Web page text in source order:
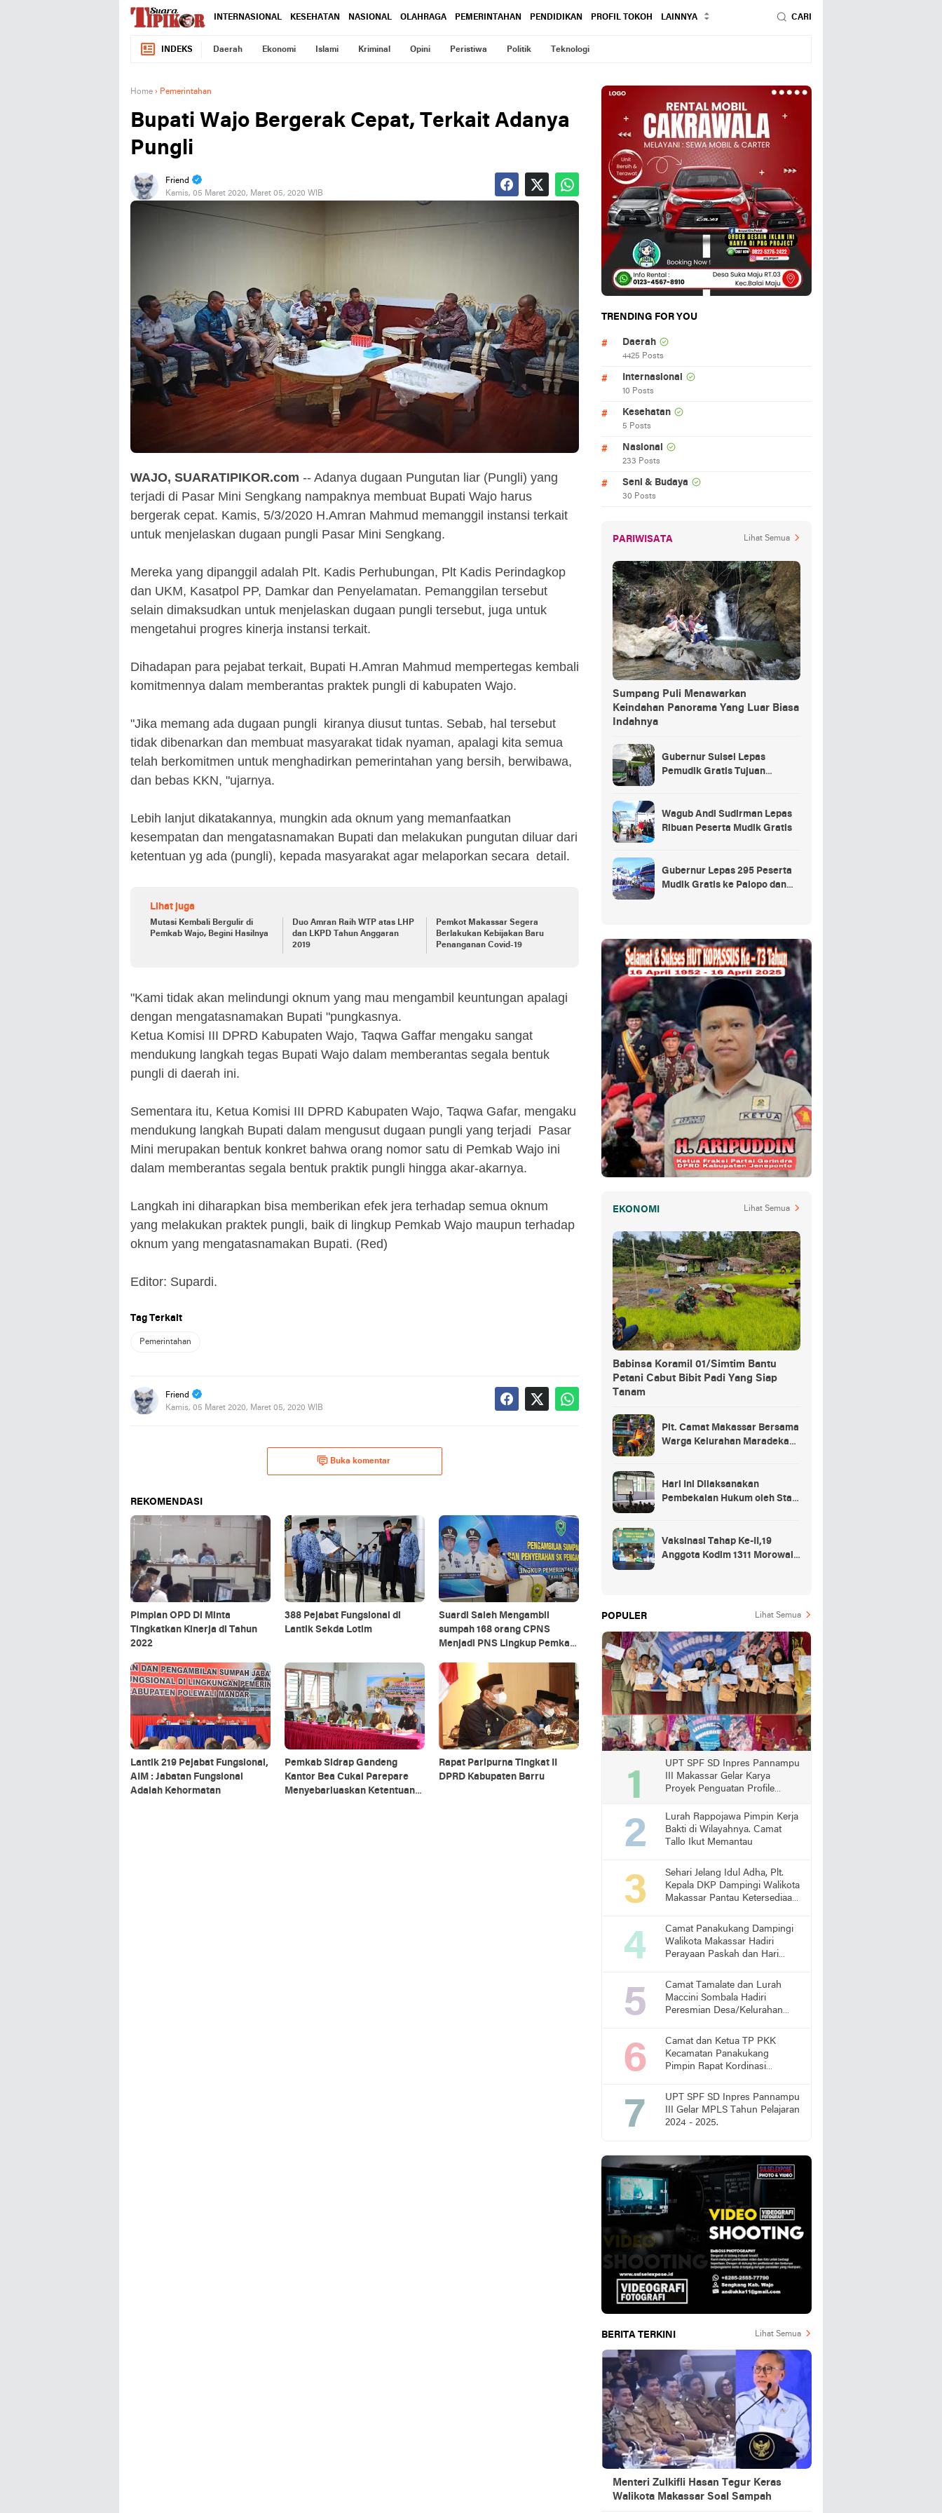
INTERNASIONAL KESEHATAN NASIONAL OLAHRAGA PEMERINTAHAN PENDIDIKAN PROFIL TOKOH LAINNYA CARI
INDEKS Daerah Ekonomi Islami Kriminal Opini Peristiwa Politik Teknologi
Home › Pemerintahan
Bupati Wajo Bergerak Cepat, Terkait Adanya
Pungli
Friend
Kamis, 05 Maret 2020, Maret 05, 2020 WIB
WAJO, SUARATIPIKOR.com -- Adanya dugaan Pungutan liar (Pungli) yang
terjadi di Pasar Mini Sengkang nampaknya membuat Bupati Wajo harus
bergerak cepat. Kamis, 5/3/2020 H.Amran Mahmud memanggil instansi terkait
untuk menjelaskan dugaan pungli Pasar Mini Sengkang.
Mereka yang dipanggil adalah Plt. Kadis Perhubungan, Plt Kadis Perindagkop
dan UKM, Kasatpol PP, Damkar dan Penyelamatan. Pemanggilan tersebut
selain dimaksudkan untuk menjelaskan dugaan pungli tersebut, juga untuk
mengetahui progres kinerja instansi terkait.
Dihadapan para pejabat terkait, Bupati H.Amran Mahmud mempertegas kembali
komitmennya dalam memberantas praktek pungli di kabupaten Wajo.
"Jika memang ada dugaan pungli kiranya diusut tuntas. Sebab, hal tersebut
tidak dibenarkan dan membuat masyarakat tidak nyaman, apalagi kita semua
telah berkomitmen untuk menghadirkan pemerintahan yang bersih, berwibawa,
dan bebas KKN, "ujarnya.
Lebih lanjut dikatakannya, mungkin ada oknum yang memanfaatkan
kesempatan dan mengatasnamakan Bupati dan melakukan pungutan diluar dari
ketentuan yg ada (pungli), kepada masyarakat agar melaporkan secara detail.
Lihat juga
Mutasi Kembali Bergulir di
Pemkab Wajo, Begini Hasilnya
Duo Amran Raih WTP atas LHP
dan LKPD Tahun Anggaran
2019
Pemkot Makassar Segera
Berlakukan Kebijakan Baru
Penanganan Covid-19
"Kami tidak akan melindungi oknum yang mau mengambil keuntungan apalagi
dengan mengatasnamakan Bupati "pungkasnya.
Ketua Komisi III DPRD Kabupaten Wajo, Taqwa Gaffar mengaku sangat
mendukung langkah tegas Bupati Wajo dalam memberantas segala bentuk
pungli di daerah ini.
Sementara itu, Ketua Komisi III DPRD Kabupaten Wajo, Taqwa Gafar, mengaku
mendukung langkah Bupati dalam mengusut dugaan pungli yang terjadi Pasar
Mini merupakan bentuk konkret bahwa orang nomor satu di Pemkab Wajo ini
dalam memberantas segala bentuk praktik pungli hingga akar-akarnya.
Langkah ini diharapkan bisa memberikan efek jera terhadap semua oknum
yang melakukan praktek pungli, baik di lingkup Pemkab Wajo maupun terhadap
oknum yang mengatasnamakan Bupati. (Red)
Editor: Supardi.
Tag Terkait
Pemerintahan
Friend
Kamis, 05 Maret 2020, Maret 05, 2020 WIB
Buka komentar
REKOMENDASI
Pimpian OPD Di Minta
Tingkatkan Kinerja di Tahun
2022
388 Pejabat Fungsional di
Lantik Sekda Lotim
Suardi Saleh Mengambil
sumpah 168 orang CPNS
Menjadi PNS Lingkup Pemkab
Lantik 219 Pejabat Fungsional,
AIM : Jabatan Fungsional
Adalah Kehormatan
Pemkab Sidrap Gandeng
Kantor Bea Cukai Parepare
Menyebarluaskan Ketentuan
Rapat Paripurna Tingkat II
DPRD Kabupaten Barru
TRENDING FOR YOU
Daerah
4425 Posts
Internasional
10 Posts
Kesehatan
5 Posts
Nasional
233 Posts
Seni & Budaya
30 Posts
PARIWISATA Lihat Semua
Sumpang Puli Menawarkan
Keindahan Panorama Yang Luar Biasa
Indahnya
Gubernur Sulsel Lepas
Pemudik Gratis Tujuan
Wagub Andi Sudirman Lepas
Ribuan Peserta Mudik Gratis
Gubernur Lepas 295 Peserta
Mudik Gratis ke Palopo dan
EKONOMI Lihat Semua
Babinsa Koramil 01/Simtim Bantu
Petani Cabut Bibit Padi Yang Siap
Tanam
Plt. Camat Makassar Bersama
Warga Kelurahan Maradekaya
Hari Ini Dilaksanakan
Pembekalan Hukum oleh Staf
Kostrad
Vaksinasi Tahap Ke-II,19
Anggota Kodim 1311 Morowali
POPULER Lihat Semua
UPT SPF SD Inpres Pannampu
III Makassar Gelar Karya
Proyek Penguatan Profile
Lurah Rappojawa Pimpin Kerja
Bakti di Wilayahnya. Camat
Tallo Ikut Memantau
Sehari Jelang Idul Adha, Plt.
Kepala DKP Dampingi Walikota
Makassar Pantau Ketersediaan
Camat Panakukang Dampingi
Walikota Makassar Hadiri
Perayaan Paskah dan Hari
Camat Tamalate dan Lurah
Maccini Sombala Hadiri
Peresmian Desa/Kelurahan
Camat dan Ketua TP PKK
Kecamatan Panakukang
Pimpin Rapat Kordinasi
Stunting
UPT SPF SD Inpres Pannampu
III Gelar MPLS Tahun Pelajaran
2024 - 2025.
BERITA TERKINI Lihat Semua
Menteri Zulkifli Hasan Tegur Keras
Walikota Makassar Soal Sampah